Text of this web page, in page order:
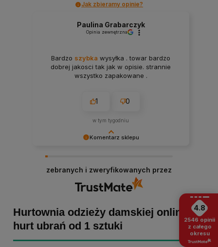
Jak zbieramy opinie?
Komentarz sklepu
skrzydeł, dlatego tym bardziej cieszymy się, że
zakup przebiegł pomyślnie. Obiecujemy
utrzymać dobrą passę - zapraszamy ponownie! :)
Paulina Grabarczyk
Opinia zewnętrzna
Bardzo szybka wysyłka . towar bardzo
dobrej jakosci tak jak w opisie. strannie
wszystko zapakowane .
1 0
w tym tygodniu
zebranych i zweryfikowanych przez
Hurtownia odzieży damskiej online -
hurt ubrań od 1 sztuki
4.8
2546 opinii
z całego
okresu